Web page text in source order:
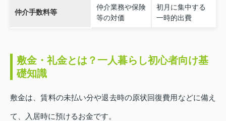
仲介手数料等
仲介業務や保険
等の対価
初月に集中する
一時的出費
敷金・礼金とは？一人暮らし初心者向け基
礎知識
敷金は、賃料の未払い分や退去時の原状回復費用などに備え
て、入居時に預けるお金です。